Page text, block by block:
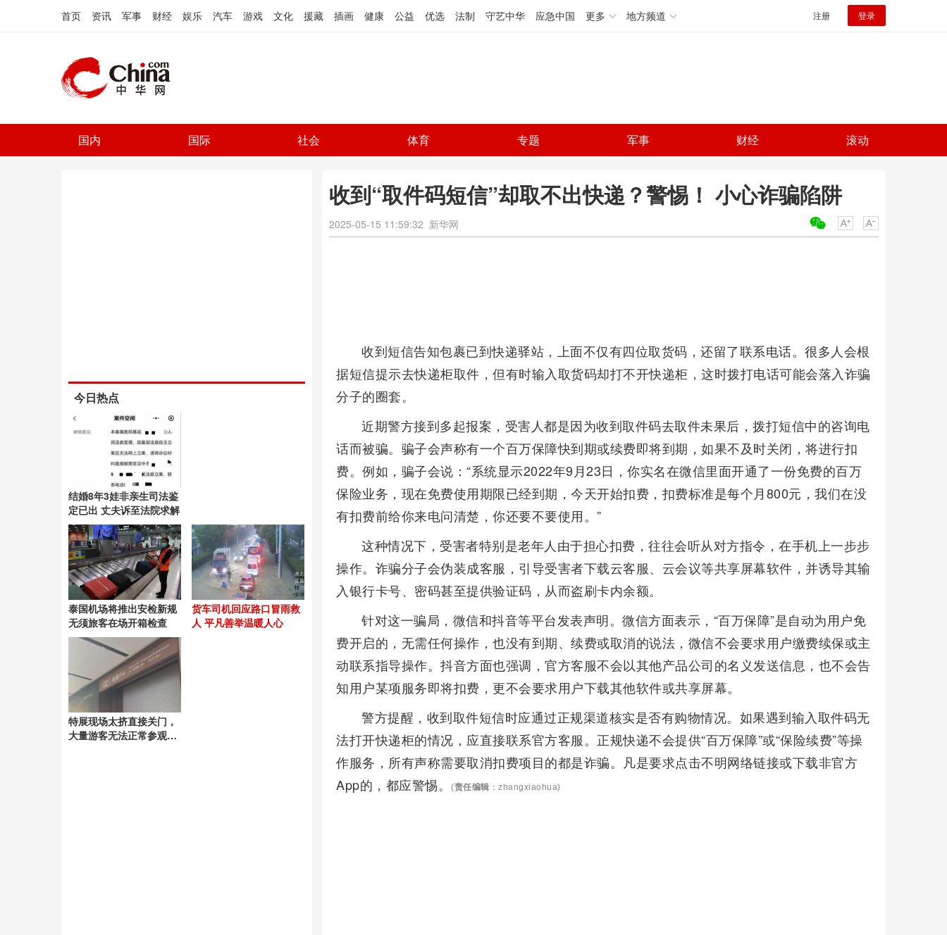
首页 资讯 军事 财经 娱乐 汽车 游戏 文化 援藏 插画 健康 公益 优选 法制 守艺中华 应急中国 更多 地方频道 注册 登录
国内 国际 社会 体育 专题 军事 财经 滚动
收到“取件码短信”却取不出快递？警惕！ 小心诈骗陷阱
2025-05-15 11:59:32 新华网
收到短信告知包裹已到快递驿站，上面不仅有四位取货码，还留了联系电话。很多人会根
据短信提示去快递柜取件，但有时输入取货码却打不开快递柜，这时拨打电话可能会落入诈骗
分子的圈套。
近期警方接到多起报案，受害人都是因为收到取件码去取件未果后，拨打短信中的咨询电
话而被骗。骗子会声称有一个百万保障快到期或续费即将到期，如果不及时关闭，将进行扣
费。例如，骗子会说：“系统显示2022年9月23日，你实名在微信里面开通了一份免费的百万
保险业务，现在免费使用期限已经到期，今天开始扣费，扣费标准是每个月800元，我们在没
有扣费前给你来电问清楚，你还要不要使用。”
这种情况下，受害者特别是老年人由于担心扣费，往往会听从对方指令，在手机上一步步
操作。诈骗分子会伪装成客服，引导受害者下载云客服、云会议等共享屏幕软件，并诱导其输
入银行卡号、密码甚至提供验证码，从而盗刷卡内余额。
针对这一骗局，微信和抖音等平台发表声明。微信方面表示，“百万保障”是自动为用户免
费开启的，无需任何操作，也没有到期、续费或取消的说法，微信不会要求用户缴费续保或主
动联系指导操作。抖音方面也强调，官方客服不会以其他产品公司的名义发送信息，也不会告
知用户某项服务即将扣费，更不会要求用户下载其他软件或共享屏幕。
警方提醒，收到取件短信时应通过正规渠道核实是否有购物情况。如果遇到输入取件码无
法打开快递柜的情况，应直接联系官方客服。正规快递不会提供“百万保障”或“保险续费”等操
作服务，所有声称需要取消扣费项目的都是诈骗。凡是要求点击不明网络链接或下载非官方
App的，都应警惕。
(责任编辑 ：zhangxiaohua)
今日热点
结婚8年3娃非亲生司法鉴
定已出 丈夫诉至法院求解
泰国机场将推出安检新规
无须旅客在场开箱检查
货车司机回应路口冒雨救
人 平凡善举温暖人心
特展现场太挤直接关门，
大量游客无法正常参观，